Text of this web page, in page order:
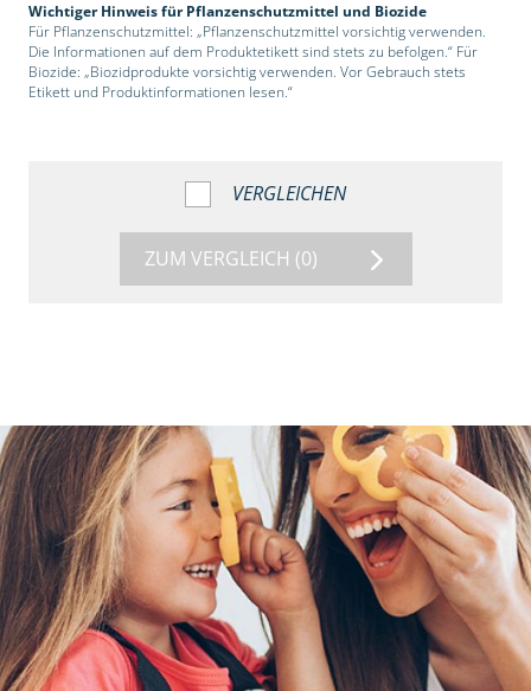
Wichtiger Hinweis für Pflanzenschutzmittel und Biozide
Für Pflanzenschutzmittel: „Pflanzenschutzmittel vorsichtig verwenden.
Die Informationen auf dem Produktetikett sind stets zu befolgen.“ Für
Biozide: „Biozidprodukte vorsichtig verwenden. Vor Gebrauch stets
Etikett und Produktinformationen lesen.“
VERGLEICHEN
ZUM VERGLEICH (0)